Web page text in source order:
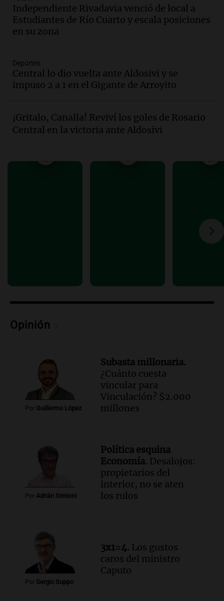
Audio.Mateo, a los 25 años, lucha
contra el tiempo: necesita un trasplante
para poder seguir viviend
Audio.
de julio será menor al 2,9% registrado
en CABA
Episodios
Audio. Altas Cumbres: rescataron a una
Una mañana para todos
Audio.Investigan un asalto millonario a
la cooperativa Talamochita en Villa
María
Independiente Rivadavia venció de local a
Estudiantes de Río Cuarto y escala posiciones
en su zona
Deportes
Central lo dio vuelta ante Aldosivi y se
impuso 2 a 1 en el Gigante de Arroyito
¡Gritalo, Canalla! Reviví los goles de Rosario
Central en la victoria ante Aldosivi
Opinión
Por Guillermo López
Subasta millonaria.
¿Cuánto cuesta
vincular para
Vinculación? $2.000
millones
Por Adrián Simioni
Política esquina
Economía. Desalojos:
propietarios del
interior, no se aten
los rulos
Por Sergio Suppo
3x1=4. Los gustos
caros del ministro
Caputo